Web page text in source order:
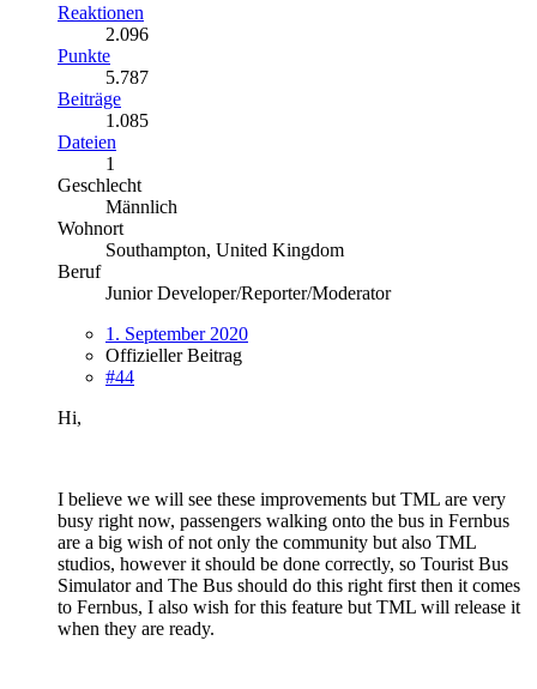
Reaktionen
2.096
Punkte
5.787
Beiträge
1.085
Dateien
1
Geschlecht
Männlich
Wohnort
Southampton, United Kingdom
Beruf
Junior Developer/Reporter/Moderator
1. September 2020
Offizieller Beitrag
#44
Hi,
I believe we will see these improvements but TML are very
busy right now, passengers walking onto the bus in Fernbus
are a big wish of not only the community but also TML
studios, however it should be done correctly, so Tourist Bus
Simulator and The Bus should do this right first then it comes
to Fernbus, I also wish for this feature but TML will release it
when they are ready.